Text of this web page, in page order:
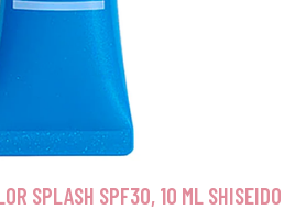
SPLASH SPF30, 10 ML SHISEIDO